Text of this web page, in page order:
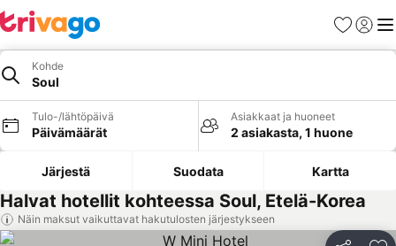
Suosikit
Kohde
Soul
Tulo-/lähtöpäivä
Päivämäärät
Asiakkaat ja huoneet
2 asiakasta, 1 huone
Järjestä Suodata Kartta
Halvat hotellit kohteessa Soul, Etelä-Korea
Näin maksut vaikuttavat hakutulosten järjestykseen